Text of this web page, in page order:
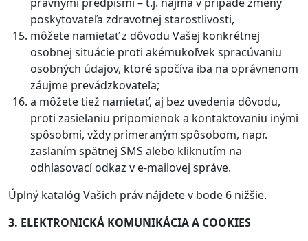
poskytovateľa zdravotnej starostlivosti,
môžete namietať z dôvodu Vašej konkrétnej
osobnej situácie proti akémukoľvek spracúvaniu
osobných údajov, ktoré spočíva iba na oprávnenom
záujme prevádzkovateľa;
a môžete tiež namietať, aj bez uvedenia dôvodu,
proti zasielaniu pripomienok a kontaktovaniu inými
spôsobmi, vždy primeraným spôsobom, napr.
zaslaním spätnej SMS alebo kliknutím na
odhlasovací odkaz v e-mailovej správe.
Úplný katalóg Vašich práv nájdete v bode 6 nižšie.
3. ELEKTRONICKÁ KOMUNIKÁCIA A COOKIES